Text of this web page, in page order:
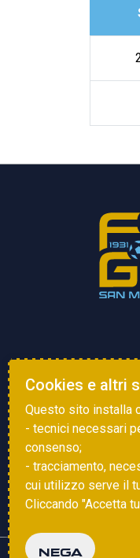
Cookies e altri
Questo sito installa
- tecnici necessari
consenso;
- tracciamento,
cui utilizzo serve il
Cliccando "Accetta
NEGA